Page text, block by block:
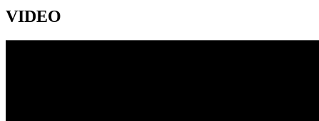
VIDEO